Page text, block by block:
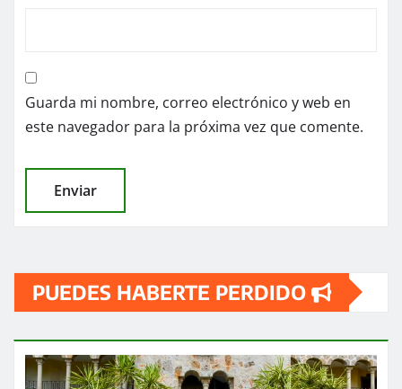
Guarda mi nombre, correo electrónico y web en
este navegador para la próxima vez que comente.
PUEDES HABERTE PERDIDO